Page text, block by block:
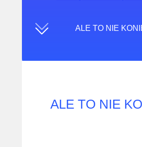
ALE TO NIE
ALE TO NIE